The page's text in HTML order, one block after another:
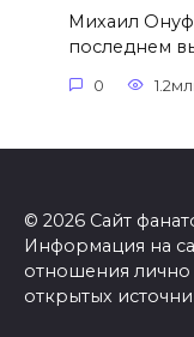
Михаил
последнем
0
© 2026 Сайт
Информация на
отношения
открытых